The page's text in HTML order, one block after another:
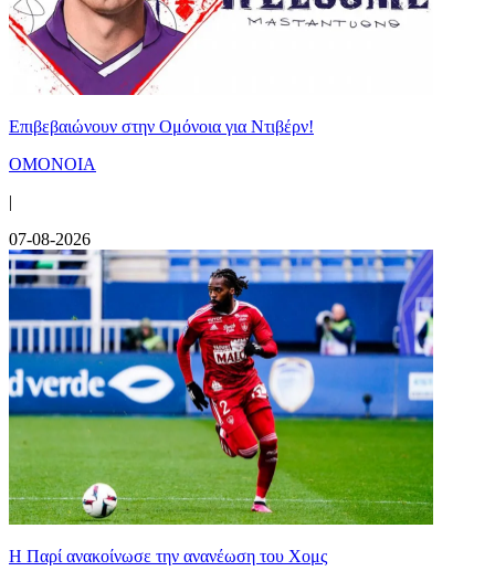
Επιβεβαιώνουν στην Ομόνοια για Ντιβέρν!
ΟΜΟΝΟΙΑ
|
07-08-2026
Η Παρί ανακοίνωσε την ανανέωση του Χομς